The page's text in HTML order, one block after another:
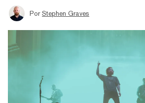
Por Stephen Graves